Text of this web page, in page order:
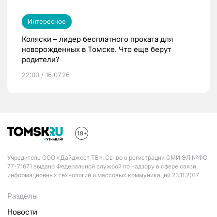
Интересное
Коляски – лидер бесплатного проката для
новорожденных в Томске. Что еще берут
родители?
22:00 / 16.07.26
Учредитель ООО «Дайджест ТВ». Св-во о регистрации СМИ ЭЛ №ФС
77-71671 выдано Федеральной службой по надзору в сфере связи,
информационных технологий и массовых коммуникаций 23.11.2017
Разделы
Новости